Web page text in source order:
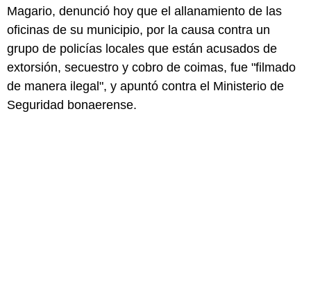
Magario, denunció hoy que el allanamiento de las
oficinas de su municipio, por la causa contra un
grupo de policías locales que están acusados de
extorsión, secuestro y cobro de coimas, fue "filmado
de manera ilegal", y apuntó contra el Ministerio de
Seguridad bonaerense.